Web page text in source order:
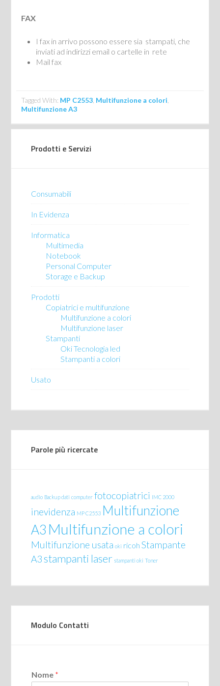
FAX
I fax in arrivo possono essere sia stampati, che
inviati ad indirizzi email o cartelle in rete
Mail fax
Tagged With: MP C2553 Multifunzione a colori
Multifunzione A3
Prodotti e Servizi
Consumabili
In Evidenza
Informatica
Multimedia
Notebook
Personal Computer
Storage e Backup
Prodotti
Copiatrici e multifunzione
Multifunzione a colori
Multifunzione laser
Stampanti
Oki Tecnologia led
Stampanti a colori
Usato
Parole più ricercate
audio Backup dati computer fotocopiatrici IMC 2000
inevidenza MP C2553 Multifunzione
A3 Multifunzione a colori
Multifunzione usata oki ricoh Stampante
A3stampanti laser stampanti oki Toner
Modulo Contatti
Nome *